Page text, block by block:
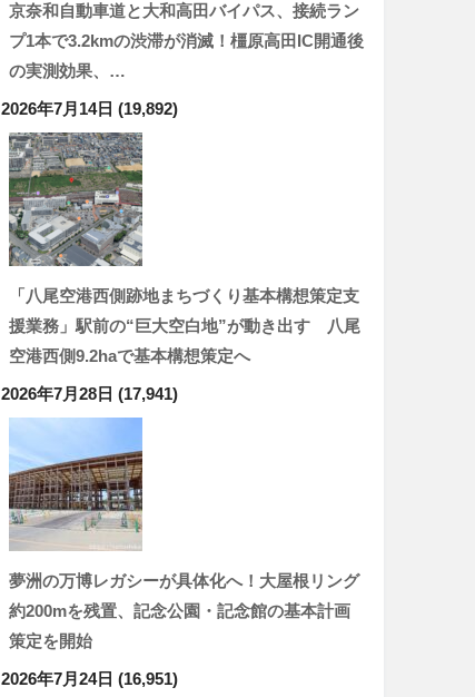
京奈和自動車道と大和高田バイパス、接続ラン
プ1本で3.2kmの渋滞が消滅！橿原高田IC開通後
の実測効果、…
2026年7月14日 (19,892)
「八尾空港西側跡地まちづくり基本構想策定支
援業務」駅前の“巨大空白地”が動き出す 八尾
空港西側9.2haで基本構想策定へ
2026年7月28日 (17,941)
夢洲の万博レガシーが具体化へ！大屋根リング
約200mを残置、記念公園・記念館の基本計画
策定を開始
2026年7月24日 (16,951)